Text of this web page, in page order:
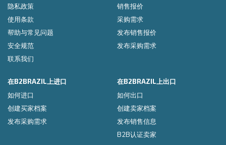
隐私政策
使用条款
帮助与常见问题
安全规范
联系我们
销售报价
采购需求
发布销售报价
发布采购需求
在B2BRAZIL上进口
如何进口
创建买家档案
发布采购需求
在B2BRAZIL上出口
如何出口
创建卖家档案
发布销售信息
B2B认证卖家